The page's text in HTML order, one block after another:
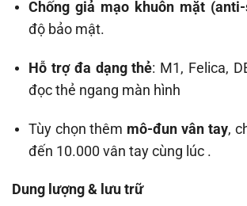
Chống giả mạo khuôn mặt
độ bảo mật.
Hỗ trợ đa dạng thẻ: M1, Felica,
đọc thẻ ngang màn hình
Tùy chọn thêm mô-đun vân tay,
đến 10.000 vân tay cùng lúc.
Dung lượng & lưu trữ